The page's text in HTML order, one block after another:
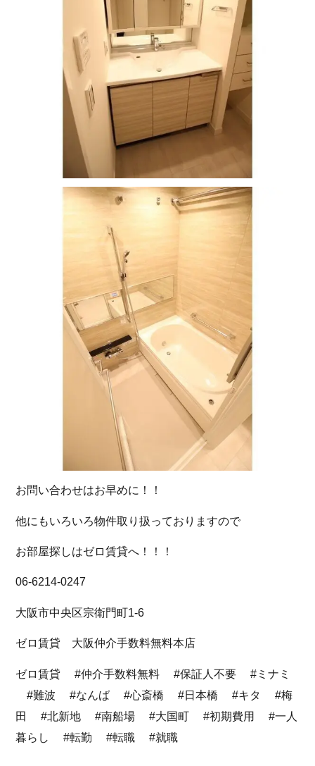
お問い合わせはお早めに！！
他にもいろいろ物件取り扱っておりますので
お部屋探しはゼロ賃貸へ！！！
06-6214-0247
大阪市中央区宗衛門町1-6
ゼロ賃貸 大阪仲介手数料無料本店
ゼロ賃貸 #仲介手数料無料 #保証人不要 #ミナミ
#難波 #なんば #心斎橋 #日本橋 #キタ #梅
田 #北新地 #南船場 #大国町 #初期費用 #一人
暮らし #転勤 #転職 #就職